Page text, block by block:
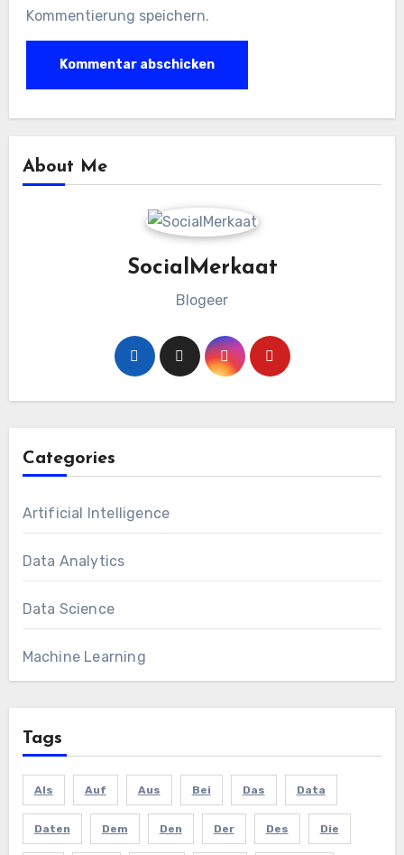
Kommentierung speichern.
About Me
SocialMerkaat
Blogeer
Categories
Artificial Intelligence
Data Analytics
Data Science
Machine Learning
Tags
Als Auf Aus Bei Das Data
Daten Dem Den Der Des Die